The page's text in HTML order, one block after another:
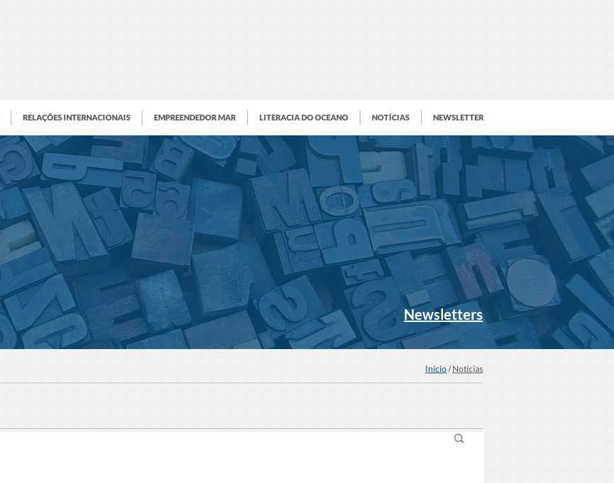
RELAÇÕES INTERNACIONAIS EMPREENDEDOR MAR LITERACIA DO OCEANO NOTÍCIAS NEWSLETTER
Newsletters
Início/Notícias